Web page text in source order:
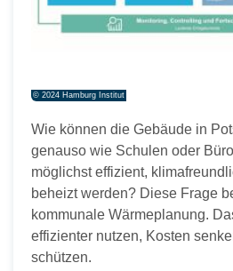
© 2024 Hamburg Institut
Wie können die Gebäude in
genauso wie Schulen oder
möglichst effizient,
beheizt werden? Diese Frage
kommunale Wärmeplanung.
effizienter nutzen, Kosten
schützen.